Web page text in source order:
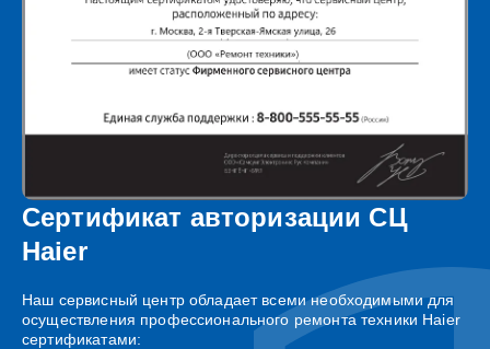
Сертификат авторизации СЦ
Haier
Наш сервисный центр обладает всеми необходимыми для
осуществления профессионального ремонта техники Haier
сертификатами: